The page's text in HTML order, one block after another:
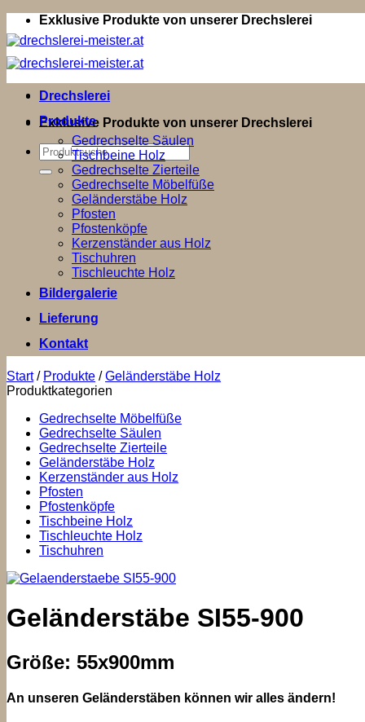
Zum
Inhalt
springen
Exklusive Produkte von unserer Drechslerei
Exklusive Produkte von unserer Drechslerei
Suchen
nach:
Drechslerei
Produkte
Gedrechselte Säulen
Tischbeine Holz
Gedrechselte Zierteile
Gedrechselte Möbelfüße
Geländerstäbe Holz
Pfosten
Pfostenköpfe
Kerzenständer aus Holz
Tischuhren
Tischleuchte Holz
Bildergalerie
Lieferung
Kontakt
Start / Produkte / Geländerstäbe Holz
Produktkategorien
Gedrechselte Möbelfüße
Gedrechselte Säulen
Gedrechselte Zierteile
Geländerstäbe Holz
Kerzenständer aus Holz
Pfosten
Pfostenköpfe
Tischbeine Holz
Tischleuchte Holz
Tischuhren
Geländerstäbe SI55-900
Größe: 55x900mm
An unseren Geländerstäben können wir alles ändern!